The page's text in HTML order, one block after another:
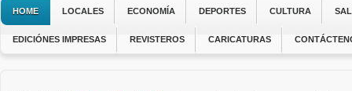
HOME LOCALES ECONOMÍA DEPORTES CULTURA
EDICIÓNES IMPRESAS REVISTEROS CARICATURAS